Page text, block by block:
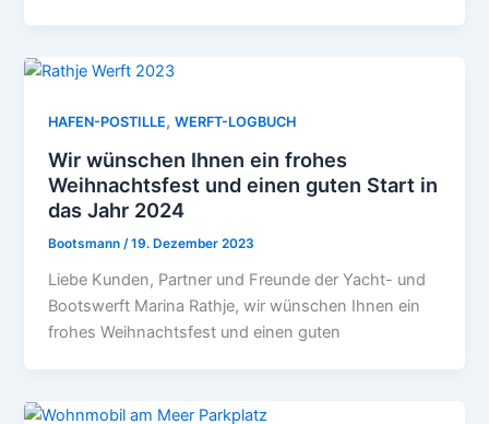
HAFEN-POSTILLE,WERFT-LOGBUCH
Wir wünschen Ihnen ein frohes
Weihnachtsfest und einen guten Start in
das Jahr 2024
Bootsmann/19. Dezember 2023
Liebe Kunden, Partner und Freunde der Yacht- und
Bootswerft Marina Rathje, wir wünschen Ihnen ein
frohes Weihnachtsfest und einen guten